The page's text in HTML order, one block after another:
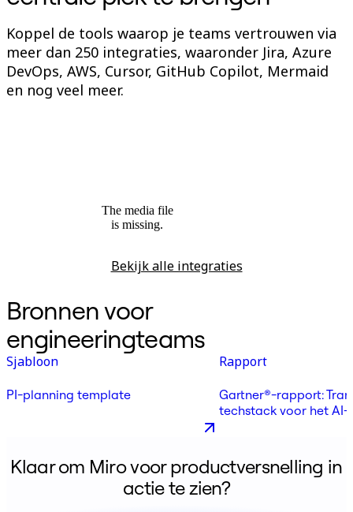
Koppel de tools waarop je teams vertrouwen via
meer dan 250 integraties, waaronder Jira, Azure
DevOps, AWS, Cursor, GitHub Copilot, Mermaid
en nog veel meer.
The media file
is missing.
Bekijk alle integraties
Bronnen voor
engineeringteams
Sjabloon
PI-planning template
Rapport
Gartner®-rapport:
techstack voor het
Klaar om Miro voor productversnelling in
actie te zien?